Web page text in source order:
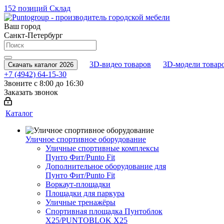
152 позиций Склад
Ваш город
Санкт-Петербург
Скачать каталог 2026 3D-видео товаров
3D-модели
+7 (4942) 64-15-30
Звоните с 8:00 до 16:30
Заказать звонок
Каталог
Уличное спортивное оборудование
Уличные спортивные комплексы
Пунто Фит/Punto Fit
Дополнительное оборудование для
Пунто Фит/Punto Fit
Воркаут-площадки
Площадки для паркура
Уличные тренажёры
Спортивная площадка Пунтоблок
Х25/PUNTOBLOK X25